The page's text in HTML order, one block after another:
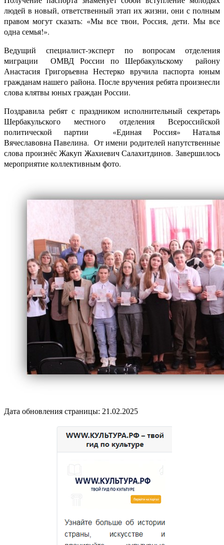
людей в новый, ответственный этап их жизни, они с полным
правом могут сказать: «Мы все твои, Россия, дети. Мы все
одна семья!».
Ведущий специалист-эксперт по вопросам отделения
миграции ОМВД России по Шербакульскому району
Анастасия Григорьевна Нестерко вручила паспорта юным
гражданам нашего района. После вручения ребята произнесли
слова клятвы юных граждан России.
Поздравила ребят с праздником исполнительный секретарь
Шербакульского местного отделения Всероссийской
политической партии «Единая Россия» Наталья
Вячеславовна Павелина. От имени родителей напутственные
слова произнёс Жакуп Жахиевич Салахитдинов. Завершилось
мероприятие коллективным фото.
Дата обновления страницы: 21.02.2025